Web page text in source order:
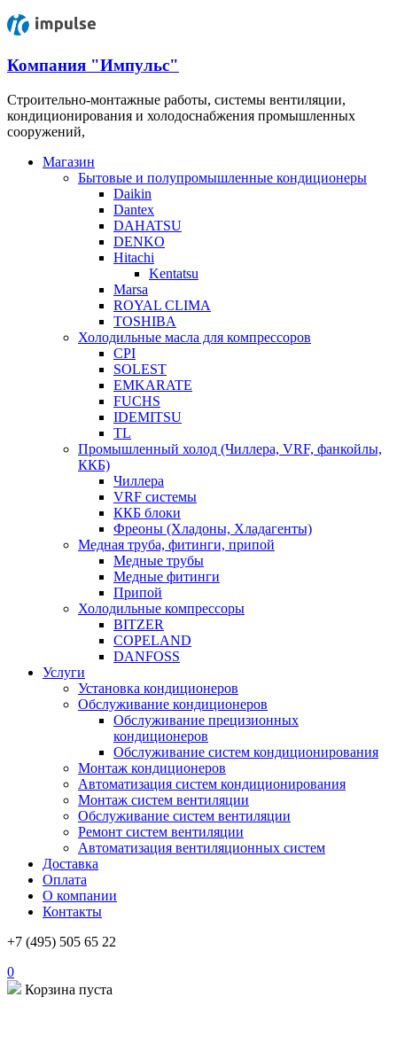
Компания "Импульс"
Строительно-монтажные работы, системы вентиляции,
кондиционирования и холодоснабжения промышленных
сооружений,
Магазин
Бытовые и полупромышленные кондиционеры
Daikin
Dantex
DAHATSU
DENKO
Hitachi
Kentatsu
Marsa
ROYAL CLIMA
TOSHIBA
Холодильные масла для компрессоров
CPI
SOLEST
EMKARATE
FUCHS
IDEMITSU
TL
Промышленный холод (Чиллера, VRF, фанкойлы,
ККБ)
Чиллера
VRF системы
ККБ блоки
Фреоны (Хладоны, Хладагенты)
Медная труба, фитинги, припой
Медные трубы
Медные фитинги
Припой
Холодильные компрессоры
BITZER
COPELAND
DANFOSS
Услуги
Установка кондиционеров
Обслуживание кондиционеров
Обслуживание прецизионных
кондиционеров
Обслуживание систем кондиционирования
Монтаж кондиционеров
Автоматизация систем кондиционирования
Монтаж систем вентиляции
Обслуживание систем вентиляции
Ремонт систем вентиляции
Автоматизация вентиляционных систем
Доставка
Оплата
О компании
Контакты
+7 (495) 505 65 22
0
Корзина пуста